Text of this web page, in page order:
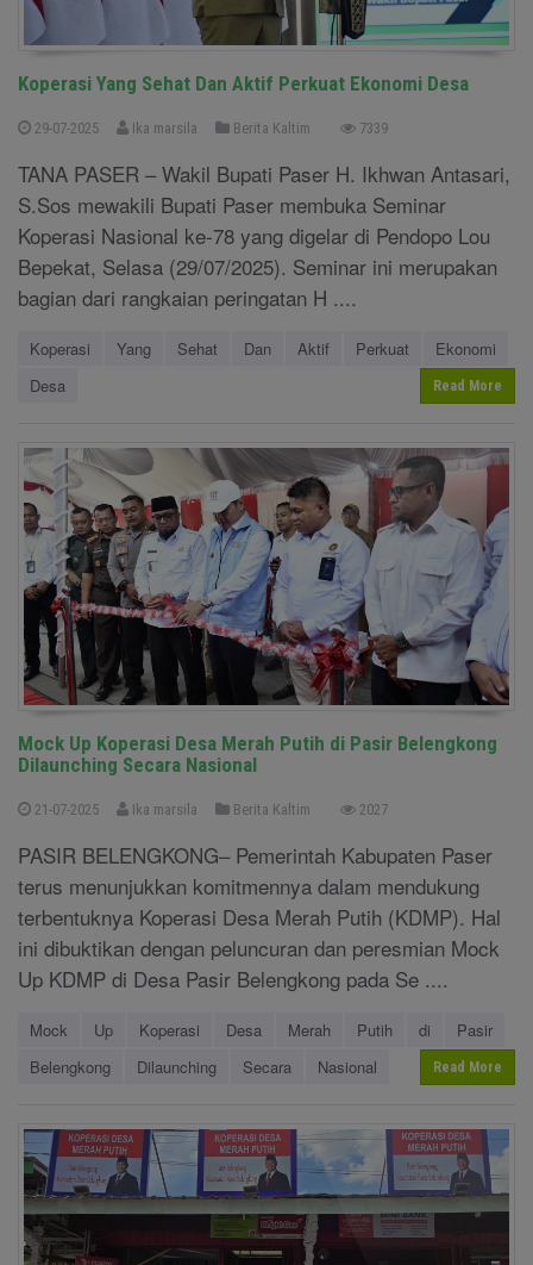
Koperasi Yang Sehat Dan Aktif Perkuat Ekonomi Desa
29-07-2025 Ika marsila Berita Kaltim 7339
TANA PASER – Wakil Bupati Paser H. Ikhwan Antasari,
S.Sos mewakili Bupati Paser membuka Seminar
Koperasi Nasional ke-78 yang digelar di Pendopo Lou
Bepekat, Selasa (29/07/2025). Seminar ini merupakan
bagian dari rangkaian peringatan H ....
Koperasi Yang Sehat Dan Aktif Perkuat
Ekonomi
Desa
Read More
Mock Up Koperasi Desa Merah Putih di Pasir Belengkong
Dilaunching Secara Nasional
21-07-2025 Ika marsila Berita Kaltim 2027
PASIR BELENGKONG– Pemerintah Kabupaten Paser
terus menunjukkan komitmennya dalam mendukung
terbentuknya Koperasi Desa Merah Putih (KDMP). Hal
ini dibuktikan dengan peluncuran dan peresmian Mock
Up KDMP di Desa Pasir Belengkong pada Se ....
Mock Up Koperasi Desa Merah Putih di
Pasir
Belengkong
Dilaunching Secara Nasional Read More